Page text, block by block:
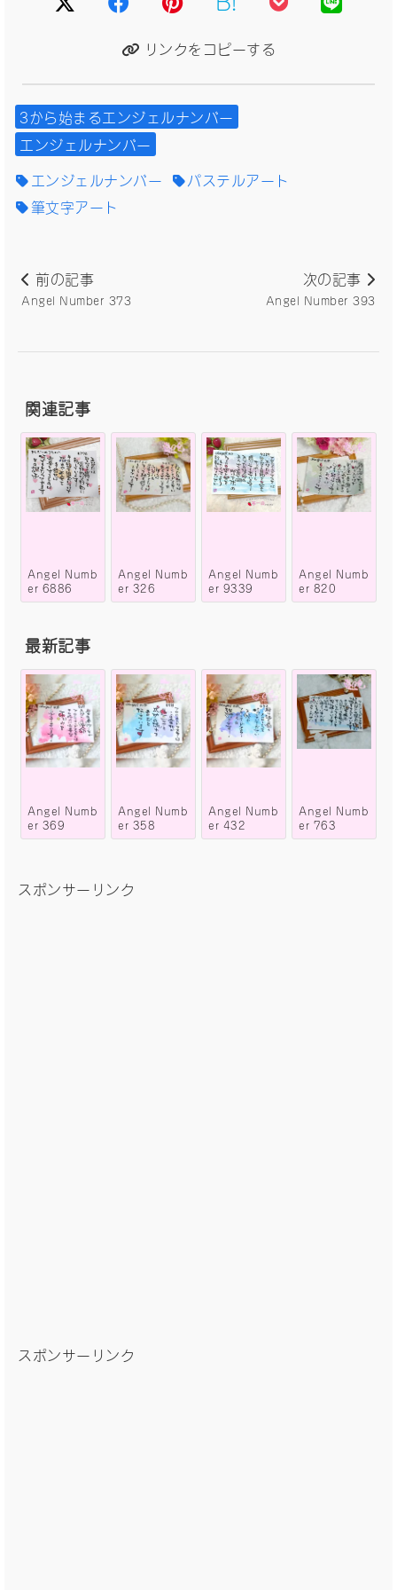
リンクをコピーする
3から始まるエンジェルナンバー
エンジェルナンバー
エンジェルナンバー
パステルアート
筆文字アート
前の記事
Angel Number 373
次の記事
Angel Number 393
関連記事
Angel Numb
er 6886
Angel Numb
er 326
Angel Numb
er 9339
Angel Numb
er 820
最新記事
Angel Numb
er 369
Angel Numb
er 358
Angel Numb
er 432
Angel Numb
er 763
スポンサーリンク
スポンサーリンク